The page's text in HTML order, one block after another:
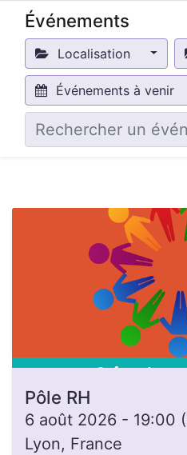
Événements
Localisation
Événements à venir
Pôle RH
6 août 2026 - 19:00 (
Lyon, France